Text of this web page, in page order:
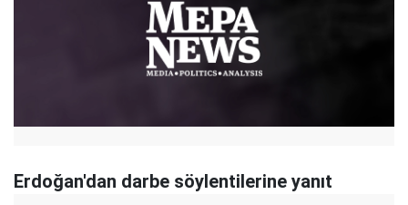
Erdoğan'dan darbe söylentilerine yanıt